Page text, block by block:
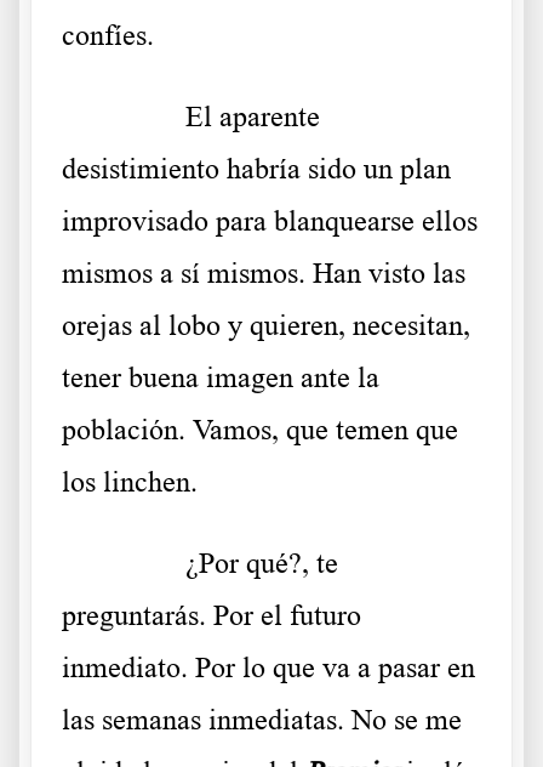
confíes.
El aparente
desistimiento habría sido un plan
improvisado para blanquearse ellos
mismos a sí mismos. Han visto las
orejas al lobo y quieren, necesitan,
tener buena imagen ante la
población. Vamos, que temen que
los linchen.
¿Por qué?, te
preguntarás. Por el futuro
inmediato. Por lo que va a pasar en
las semanas inmediatas. No se me